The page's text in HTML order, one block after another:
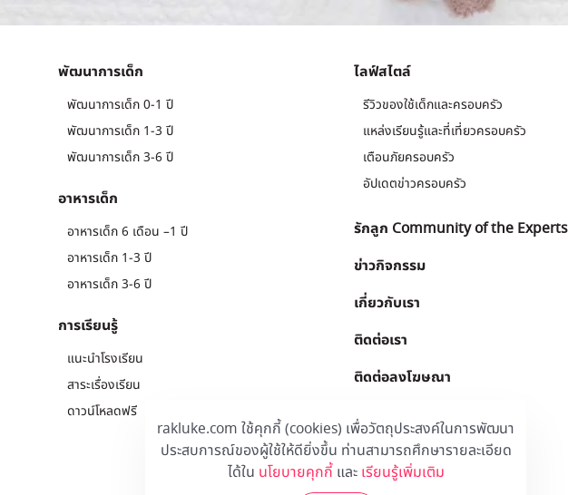
rakluke.com ใช้คุกกี้ (cookies) เพื่อวัตถุประสงค์ในการพัฒนา
ประสบการณ์ของผู้ใช้ให้ดียิ่งขึ้น ท่านสามารถศึกษารายละเอียด
ได้ใน นโยบายคุกกี้และ เรียนรู้เพิ่มเติม
พัฒนาการเด็ก
พัฒนาการเด็ก 0-1 ปี
พัฒนาการเด็ก 1-3 ปี
พัฒนาการเด็ก 3-6 ปี
อาหารเด็ก
อาหารเด็ก 6 เดือน –1 ปี
อาหารเด็ก 1-3 ปี
อาหารเด็ก 3-6 ปี
การเรียนรู้
แนะนำโรงเรียน
สาระเรื่องเรียน
ดาวน์โหลดฟรี
ไลฟ์สไตล์
รีวิวของใช้เด็กและครอบครัว
แหล่งเรียนรู้และที่เที่ยวครอบครัว
เตือนภัยครอบครัว
อัปเดตข่าวครอบครัว
รักลูก Community of the Experts
ข่าวกิจกรรม
เกี่ยวกับเรา
ติดต่อเรา
ติดต่อลงโฆษณา